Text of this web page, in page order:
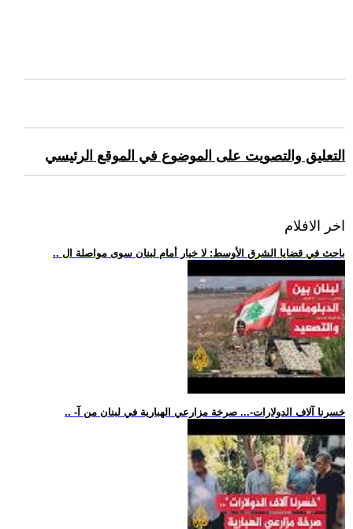
التعليق والتصويت على الموضوع في الموقع الرئيسي
اخر الافلام
.. باحث في قضايا الشرق الأوسط: لا خيار أمام لبنان سوى مواصلة ال
.. -خسرنا آلاف الدولارات-... صرخة مزارعي الهبارية في لبنان من آ